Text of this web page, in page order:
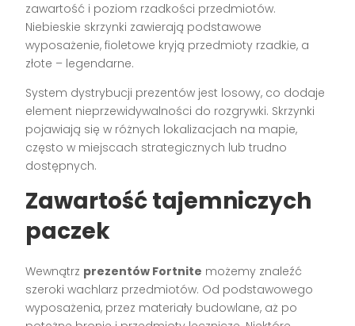
zawartość i poziom rzadkości przedmiotów.
Niebieskie skrzynki zawierają podstawowe
wyposażenie, fioletowe kryją przedmioty rzadkie, a
złote – legendarne.
System dystrybucji prezentów jest losowy, co dodaje
element nieprzewidywalności do rozgrywki. Skrzynki
pojawiają się w różnych lokalizacjach na mapie,
często w miejscach strategicznych lub trudno
dostępnych.
Zawartość tajemniczych
paczek
Wewnątrz prezentów Fortnite możemy znaleźć
szeroki wachlarz przedmiotów. Od podstawowego
wyposażenia, przez materiały budowlane, aż po